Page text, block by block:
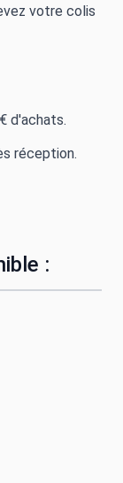
votre colis
d'achats.
réception.
: